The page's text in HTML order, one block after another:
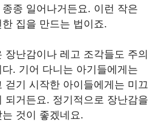
종 일어나거든요. 이런 작은
집을 만드는 법이죠.
장난감이나 레고 조각들도 주의
. 기어 다니는 아기들에게는
걷기 시작한 아이들에게는 미끄
되거든요. 정기적으로 장난감을
것이 좋겠네요.